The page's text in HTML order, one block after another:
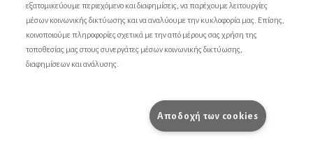
ΕΠΙΚΟΙΝΩΝΙΑ
ΣΥΝΤΕΛΕΣΤΕΣ
ΟΡΟΙ ΧΡΗΣΗΣ
εξατομικεύουμε περιεχόμενο και διαφημίσεις, να παρέχουμε λειτουργίες
μέσων κοινωνικής δικτύωσης και να αναλύουμε την κυκλοφορία μας. Επίσης,
κοινοποιούμε πληροφορίες σχετικά με την από μέρους σας χρήση της
τοποθεσίας μας στους συνεργάτες μέσων κοινωνικής δικτύωσης,
διαφημίσεων και ανάλυσης.
Αποδοχή των cookies